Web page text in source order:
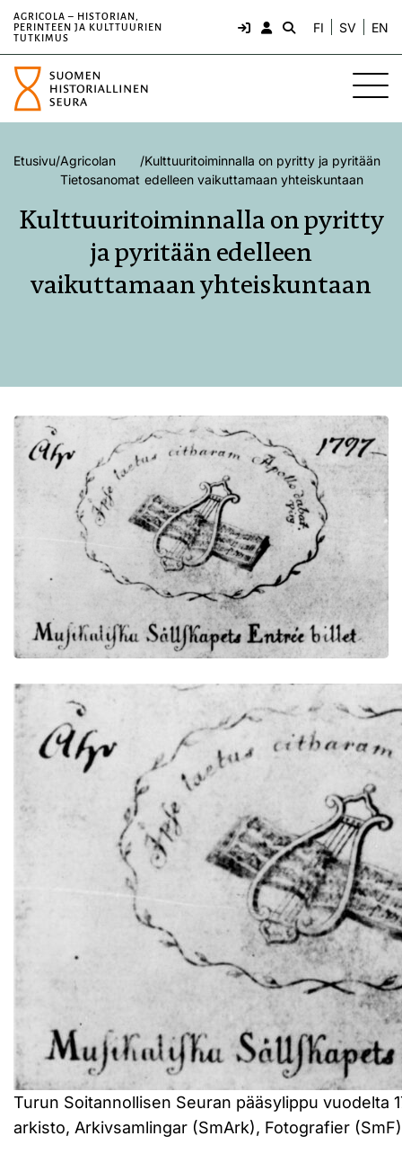
AGRICOLA – HISTORIAN,
PERINTEEN JA KULTTUURIEN
TUTKIMUS
FI SV EN
Etusivu/Agricolan
Tietosanomat
/Kulttuuritoiminnalla on pyritty ja pyritään
edelleen vaikuttamaan yhteiskuntaan
Kulttuuritoiminnalla on pyritty
ja pyritään edelleen
vaikuttamaan yhteiskuntaan
Turun Soitannollisen Seuran pääsylippu vuodelta
arkisto, Arkivsamlingar (SmArk), Fotografier